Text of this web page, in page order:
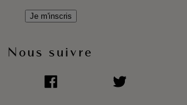
Je m'inscris
Nous suivre